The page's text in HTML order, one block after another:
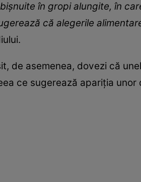
în gropi alungite, în
că alegerile
de asemenea, dovezi că
ce sugerează apariția